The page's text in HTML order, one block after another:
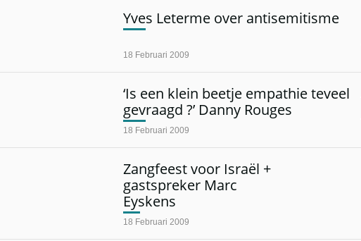
Yves Leterme over antisemitisme
18 Februari 2009
‘Is een klein beetje empathie teveel
gevraagd ?’ Danny Rouges
18 Februari 2009
Zangfeest voor Israël +
gastspreker Marc
Eyskens
18 Februari 2009